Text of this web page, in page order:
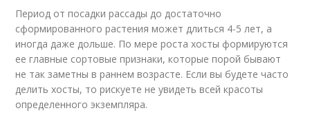
Период от посадки рассады до достаточно
сформированного растения может длиться 4-5 лет, а
иногда даже дольше. По мере роста хосты формируются
ее главные сортовые признаки, которые порой бывают
не так заметны в раннем возрасте. Если вы будете часто
делить хосты, то рискуете не увидеть всей красоты
определенного экземпляра.